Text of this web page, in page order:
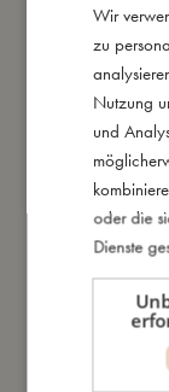
Oberfläche, die
weder reißt
Kind bei vielen
Meine
- 2 walförmige
- Deckel leicht
- Aus
-
Gefrierfach und
Wir
zu
Nutzung
und
oder die
Dienste